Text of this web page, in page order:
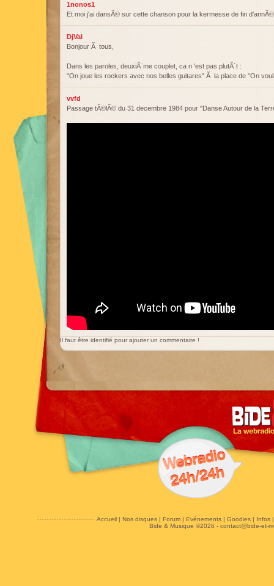
1nonos1
Et moi j'ai dansÃ© sur cette chanson pour la kermesse de fin
DjVal
Bonjour Ã tous,
Dans les paroles, deuxiÃ¨me couplet, ca n 'est pas plutÃ´t :
"On joue les rockers avec nos belles guitares" Ã la place de "On
vvfd
Passage tÃ©lÃ© du 31 decembre 1984 pour "Danse Autour de la
Il faut être identifié pour ajouter un commentaire !
Accueil| Nos disques| Forum| Evénements| Goodies| Infos
Bide & Musique ©2026 - contact@bide-et-